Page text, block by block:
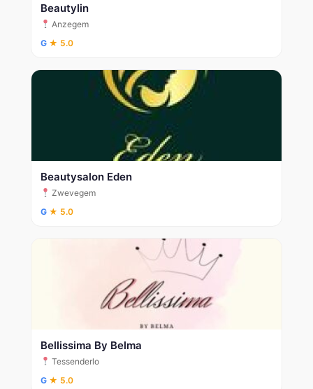
Beautylin
Anzegem
G★ 5.0
Beautysalon Eden
Zwevegem
G★ 5.0
Bellissima By Belma
Tessenderlo
G★ 5.0